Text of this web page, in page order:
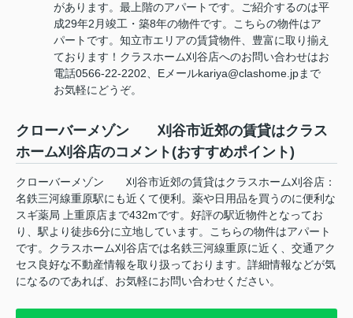
があります。最上階のアパートです。ご紹介するのは平
成29年2月竣工・築8年の物件です。こちらの物件はア
パートです。知立市エリアの賃貸物件、豊富に取り揃え
ております！クラスホーム刈谷店へのお問い合わせはお
電話0566-22-2202、Eメールkariya@clashome.jpまで
お気軽にどうぞ。
クローバーメゾン 刈谷市近郊の賃貸はクラス
ホーム刈谷店のコメント(おすすめポイント)
クローバーメゾン 刈谷市近郊の賃貸はクラスホーム刈谷店：
名鉄三河線重原駅にも近くて便利。薬や日用品を買うのに便利な
スギ薬局 上重原店まで432mです。好評の駅近物件となってお
り、駅より徒歩6分に立地しています。こちらの物件はアパート
です。クラスホーム刈谷店では名鉄三河線重原に近く、交通アク
セス良好な不動産情報を取り扱っております。詳細情報などが気
になるのであれば、お気軽にお問い合わせください。